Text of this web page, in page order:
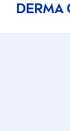
DERMA